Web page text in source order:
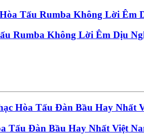
Rumba Không Lời Êm Dịu
Tấu Đàn Bầu Hay Nhất Việt